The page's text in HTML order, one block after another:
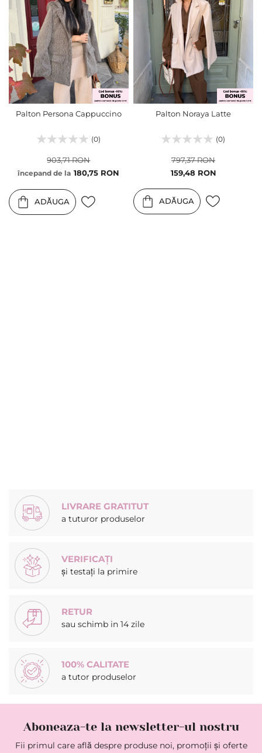
Palton Persona Cappuccino
(0)
începand de la 180,75 RON
903,71 RON
ADĂUGA
Palton Noraya Latte
(0)
Pret
159,48 RON
797,37 RON
ADĂUGA
LIVRARE GRATITUT
a tuturor produselor
VERIFICAȚI
și testați la primire
RETUR
sau schimb in 14 zile
100% CALITATE
a tutor produselor
Aboneaza-te la newsletter-ul nostru
Fii primul care află despre produse noi, promoții și oferte